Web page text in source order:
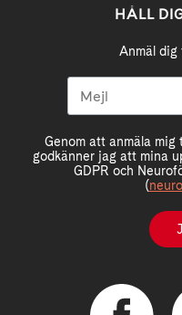
HÅLL
Anmäl dig
Genom att anmäla
godkänner jag att mina
GDPR och
(